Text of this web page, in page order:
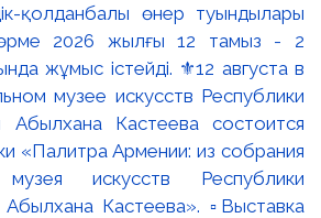
қолданбалы өнер туындылары
2026 жылғы 12 тамыз - 2
жұмыс істейді. ⚜️12 августа в
музее искусств Республики
Абылхана Кастеева состоится
«Палитра Армении: из собрания
музея искусств Республики
Абылхана Кастеева». ▫️Выставка